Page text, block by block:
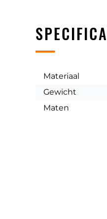
Materiaal
Gewicht
Maten